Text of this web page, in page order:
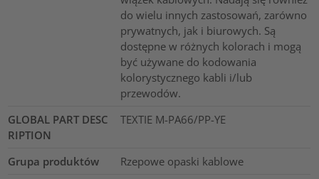
do wielu innych zastosowań, zarówno
prywatnych, jak i biurowych. Są
dostępne w różnych kolorach i mogą
być używane do kodowania
kolorystycznego kabli i/lub
przewodów.
GLOBAL PART DESC
RIPTION
TEXTIE M-PA66/PP-YE
Grupa produktów
Rzepowe opaski kablowe